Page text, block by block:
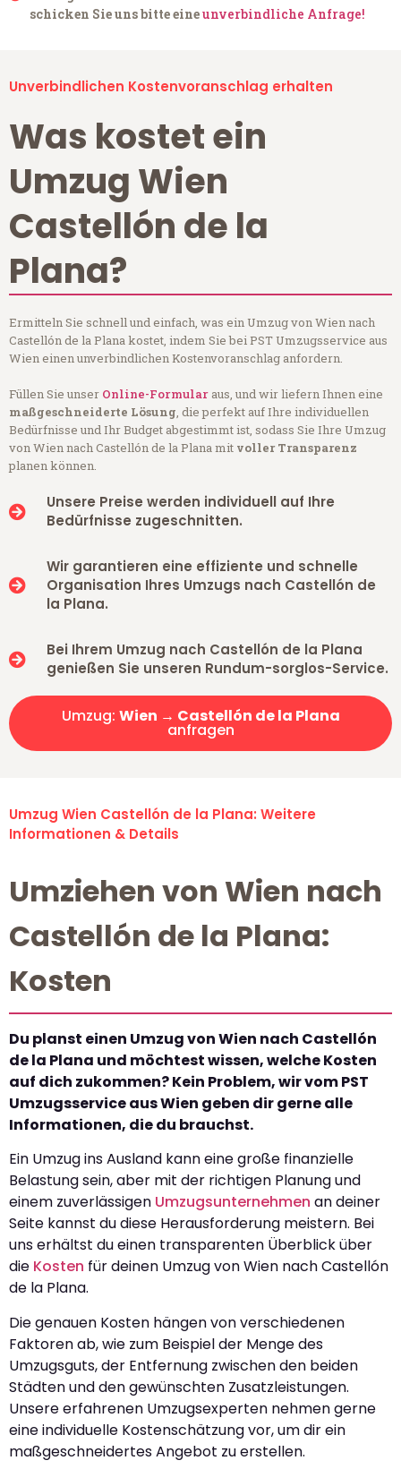
schicken Sie uns bitte eineunverbindliche Anfrage!
Unverbindlichen Kostenvoranschlag erhalten
Was kostet ein
Umzug Wien
Castellón de la
Plana?
Ermitteln Sie schnell und einfach, was ein Umzug von Wien nach
Castellón de la Plana kostet, indem Sie bei PST Umzugsservice aus
Wien einen unverbindlichen Kostenvoranschlag anfordern.
Füllen Sie unser Online-Formular aus, und wir liefern Ihnen eine
maßgeschneiderte Lösung, die perfekt auf Ihre individuellen
Bedürfnisse und Ihr Budget abgestimmt ist, sodass Sie Ihre Umzug
von Wien nach Castellón de la Plana mit voller Transparenz
planen können.
Unsere Preise werden individuell auf Ihre
Bedürfnisse zugeschnitten.
Wir garantieren eine effiziente und schnelle
Organisation Ihres Umzugs nach Castellón de
la Plana.
Bei Ihrem Umzug nach Castellón de la Plana
genießen Sie unseren Rundum-sorglos-Service.
Umzug: Wien → Castellón de la Plana
anfragen
Umzug Wien Castellón de la Plana: Weitere
Informationen & Details
Umziehen von Wien nach
Castellón de la Plana:
Kosten
Du planst einen Umzug von Wien nach Castellón
de la Plana und möchtest wissen, welche Kosten
auf dich zukommen? Kein Problem, wir vom PST
Umzugsservice aus Wien geben dir gerne alle
Informationen, die du brauchst.
Ein Umzug ins Ausland kann eine große finanzielle
Belastung sein, aber mit der richtigen Planung und
einem zuverlässigen Umzugsunternehmen an deiner
Seite kannst du diese Herausforderung meistern. Bei
uns erhältst du einen transparenten Überblick über
die Kosten für deinen Umzug von Wien nach Castellón
de la Plana.
Die genauen Kosten hängen von verschiedenen
Faktoren ab, wie zum Beispiel der Menge des
Umzugsguts, der Entfernung zwischen den beiden
Städten und den gewünschten Zusatzleistungen.
Unsere erfahrenen Umzugsexperten nehmen gerne
eine individuelle Kostenschätzung vor, um dir ein
maßgeschneidertes Angebot zu erstellen.